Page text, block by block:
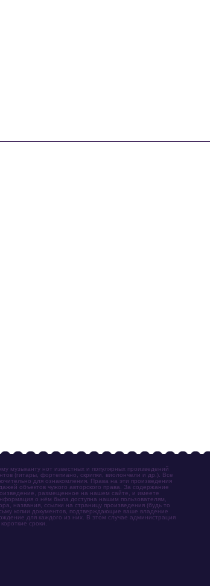
музыканту нот известных и популярных произведений
(гитары, фортепиано, скрипки, виолончели и др.). Все
для ознакомления. Права на эти произведения
объектов чужого авторского права. За содержание
размещенное на нашем сайте, и имеете
о нём была доступна нашим пользователям,
названия, ссылки на страницу произведения (будь то
копии документов, подтверждающие ваше владение
для каждого из них. В этом случае администрация
сроки.